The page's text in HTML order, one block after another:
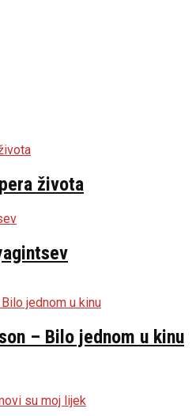
života
– Bilo jednom u kinu